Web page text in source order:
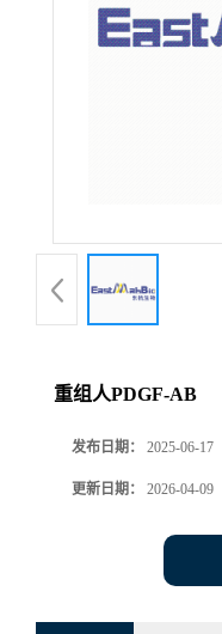
重组人PDGF-AB
发布日期： 2025-06-17
更新日期： 2026-04-09